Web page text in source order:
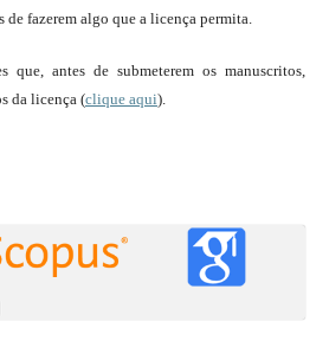
fazerem algo que a licença permita.
que, antes de submeterem os manuscritos,
da licença (clique aqui).